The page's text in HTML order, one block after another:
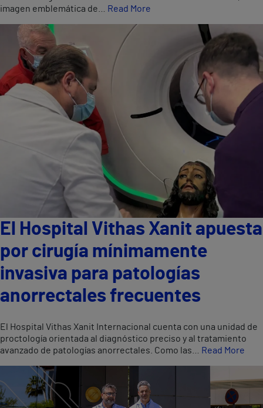
imagen emblemática de… Read More
El Hospital Vithas Xanit apuesta
por cirugía mínimamente
invasiva para patologías
anorrectales frecuentes
El Hospital Vithas Xanit Internacional cuenta con una unidad de
proctología orientada al diagnóstico preciso y al tratamiento
avanzado de patologías anorrectales. Como las…
Read More